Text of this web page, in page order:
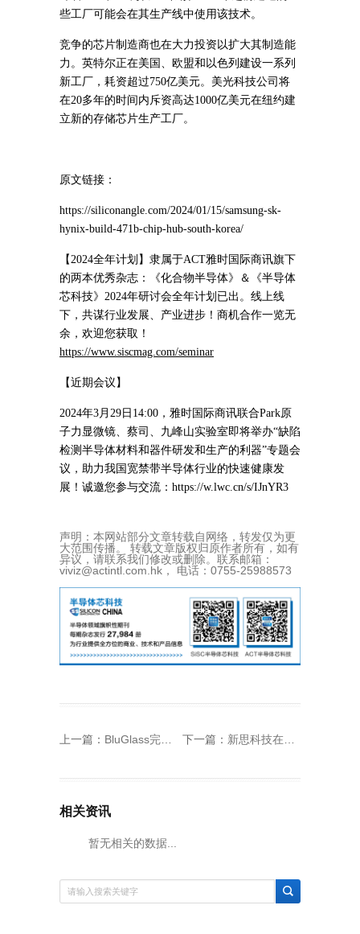
些工厂可能会在其生产线中使用该技术。
竞争的芯片制造商也在大力投资以扩大其制造能
力。 英特尔正在美国、欧盟和以色列建设一系列
新工厂，耗资超过750亿美元。 美光科技公司将
在20多年的时间内斥资高达1000亿美元在纽约建
立新的存储芯片生产工厂。
原文链接：
https://siliconangle.com/2024/01/15/samsung-sk-
hynix-build-471b-chip-hub-south-korea/
【2024全年计划】隶属于ACT雅时国际商讯旗下
的两本优秀杂志：《化合物半导体》＆《半导体
芯科技》2024年研讨会全年计划已出。线上线
下，共谋行业发展、产业进步！商机合作一览无
余，欢迎您获取！
https://www.siscmag.com/seminar
【近期会议】
2024年3月29日14:00，雅时国际商讯联合Park原
子力显微镜、蔡司、九峰山实验室即将举办“缺陷
检测半导体材料和器件研发和生产的利器”专题会
议，助力我国宽禁带半导体行业的快速健康发
展！诚邀您参与交流：https://w.lwc.cn/s/IJnYR3
声明：本网站部分文章转载自网络，转发仅为更
大范围传播。 转载文章版权归原作者所有，如有
异议，请联系我们修改或删除。联系邮箱：
viviz@actintl.com.hk， 电话：0755-25988573
上一篇： BluGlass完成对GaNWorks的收购 下一篇： 新思科技在人工智能需求推动下以350亿美元收购Ansys公司
相关资讯
暂无相关的数据...